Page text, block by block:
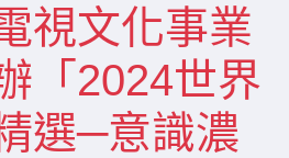
視文化事業
「2024世界
選─意識濃